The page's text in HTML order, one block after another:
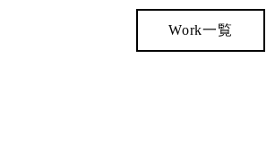
Work一覧